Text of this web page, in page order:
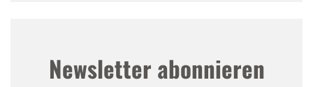
Newsletter abonnieren